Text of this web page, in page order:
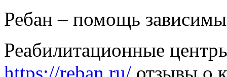
Ребан – помощь
Реабилитационные